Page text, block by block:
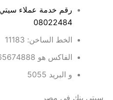
رقم خدمة عملاء سيتي
08022484
الخط الساخن: 11183
الفاكس هو 0096265674888
و البريد 5055
سيتي بنك في مصر